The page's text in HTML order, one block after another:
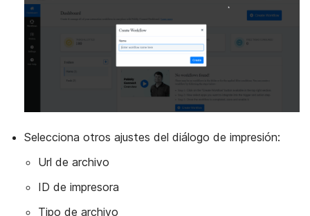
Selecciona otros ajustes del diálogo de impresión:
Url de archivo
ID de impresora
Tipo de archivo